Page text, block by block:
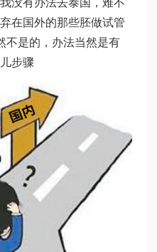
没有办法去泰国，难不
在国外的那些胚做试管
不是的，办法当然是有
步骤